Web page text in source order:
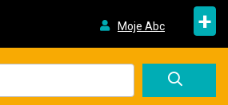
Moje Abc +